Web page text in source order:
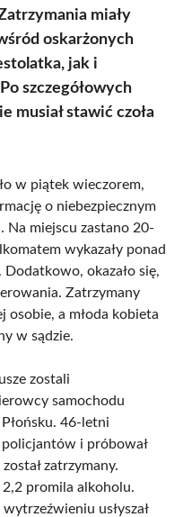
miały
oskarżonych
jak i
szczegółowych
musiał stawić czoła
w piątek wieczorem,
o niebezpiecznym
miejscu zastano 20-
wykazały ponad
okazało się,
Zatrzymany
osobie, a młoda kobieta
w sądzie.
zostali
samochodu
46-letni
policjantów i próbował
zatrzymany.
2,2 promila alkoholu.
usłyszał